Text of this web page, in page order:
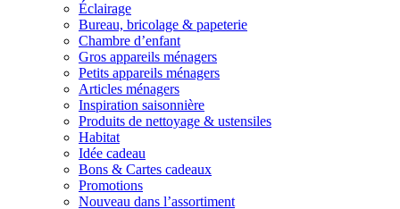
Éclairage
Bureau, bricolage & papeterie
Chambre d’enfant
Gros appareils ménagers
Petits appareils ménagers
Articles ménagers
Inspiration saisonnière
Produits de nettoyage & ustensiles
Habitat
Idée cadeau
Bons & Cartes cadeaux
Promotions
Nouveau dans l’assortiment